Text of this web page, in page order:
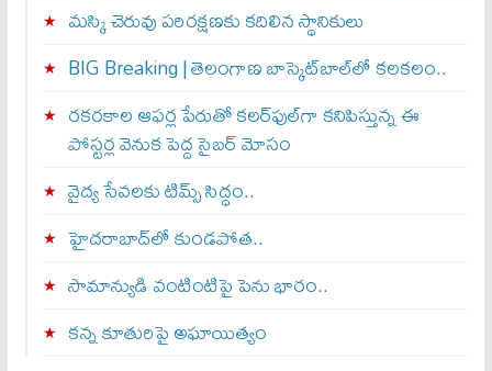
మస్కి చెరువు పరిరక్షణకు కదిలిన స్థానికులు
BIG Breaking | తెలంగాణ బాస్కెట్‌బాల్‌లో కలకలం..
రకరకాల ఆఫర్ల పేరుతో కలర్‌ఫుల్‌గా కనిపిస్తున్న ఈ
పోస్టర్ల వెనుక పెద్ద సైబర్ మోసం
వైద్య సేవలకు టిమ్స్‌ సిద్ధం..
హైదరాబాద్‌లో కుండపోత..
సామాన్యుడి వంటింటిపై పెను భారం..
కన్న కూతురిపై అఘాయిత్యం